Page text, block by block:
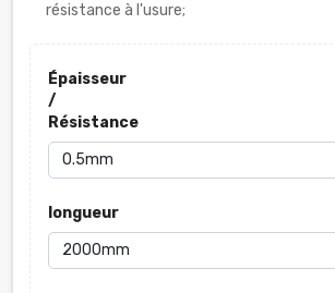
résistance à l'usure;
Épaisseur
/
Résistance
longueur